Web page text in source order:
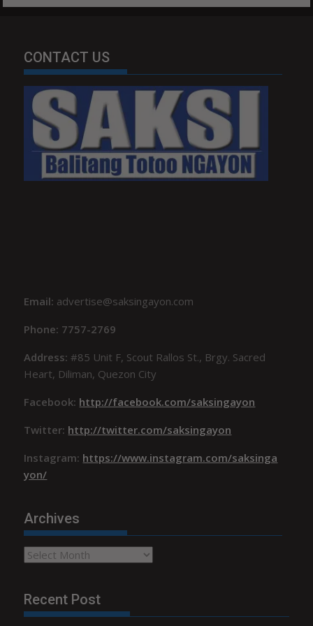
CONTACT US
Email: advertise@saksingayon.com
Phone: 7757-2769
Address:#85 Unit F, Scout Rallos St., Brgy. Sacred
Heart, Diliman, Quezon City
Facebook: http://facebook.com/saksingayon
Twitter: http://twitter.com/saksingayon
Instagram: https://www.instagram.com/saksinga
yon/
Archives
Archives
Recent Post